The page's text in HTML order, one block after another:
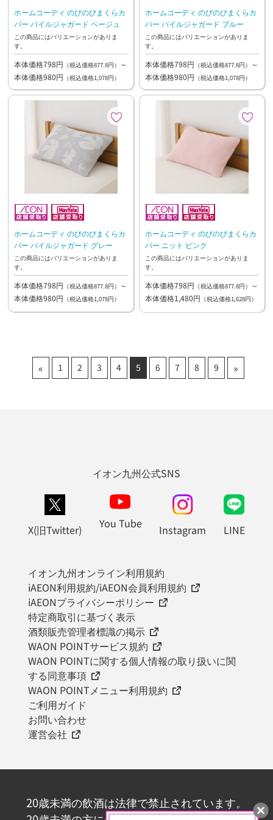
ホームコーディ のびのびまくらカ
バー パイルジャガード ベージュ
この商品にはバリエーションがありま
す。
本体価格798円 （税込価格877.8円） ～
本体価格980円 （税込価格1,078円）
ホームコーディ のびのびまくらカ
バー パイルジャガード ブルー
この商品にはバリエーションがありま
す。
本体価格798円 （税込価格877.8円） ～
本体価格980円 （税込価格1,078円）
ホームコーディ のびのびまくらカ
バー パイルジャガード グレー
この商品にはバリエーションがありま
す。
本体価格798円 （税込価格877.8円） ～
本体価格980円 （税込価格1,078円）
ホームコーディ のびのびまくらカ
バー ニット ピンク
この商品にはバリエーションがありま
す。
本体価格798円 （税込価格877.8円） ～
本体価格1,480円 （税込価格1,628円）
« 1 2 3 4 5 6 7 8 9 »
イオン九州公式SNS
X(旧Twitter) You Tube Instagram LINE
イオン九州オンライン利用規約
iAEON利用規約/iAEON会員利用規約
iAEONプライバシーポリシー
特定商取引に基づく表示
酒類販売管理者標識の掲示
WAON POINTサービス規約
WAON POINTに関する個人情報の取り扱いに関
する同意事項
WAON POINTメニュー利用規約
ご利用ガイド
お問い合わせ
運営会社
20歳未満の飲酒は法律で禁止されています。